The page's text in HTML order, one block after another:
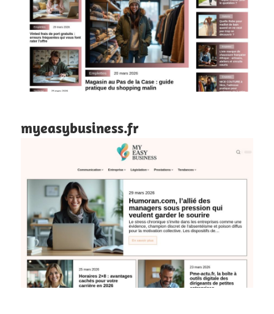
myeasybusiness.fr